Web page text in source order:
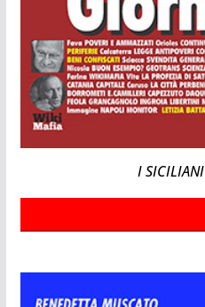
I SICILIANI